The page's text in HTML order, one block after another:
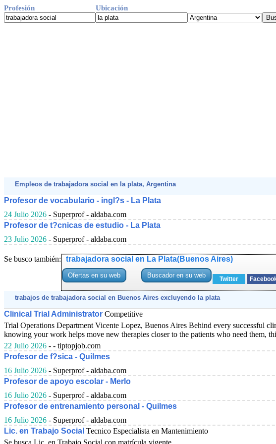
Profesión Ubicación
Empleos de trabajadora social en la plata, Argentina
Profesor de vocabulario - ingl?s - La Plata
24 Julio 2026 - Superprof - aldaba.com
Profesor de t?cnicas de estudio - La Plata
23 Julio 2026 - Superprof - aldaba.com
Se busco también: trabajadora social en La Plata(Buenos Aires)
Twitter
trabajos de trabajadora social en Buenos Aires excluyendo la plata
Clinical Trial Administrator Competitive
Trial Operations Department Vicente Lopez, Buenos Aires Behind every successful
knowing your work helps move new therapies closer to the patients who need them,
22 Julio 2026 - - tiptopjob.com
Profesor de f?sica - Quilmes
16 Julio 2026 - Superprof - aldaba.com
Profesor de apoyo escolar - Merlo
16 Julio 2026 - Superprof - aldaba.com
Profesor de entrenamiento personal - Quilmes
16 Julio 2026 - Superprof - aldaba.com
Lic. en Trabajo Social Tecnico Especialista en Mantenimiento
Se busca Lic. en Trabajo Social con matrícula vigente .